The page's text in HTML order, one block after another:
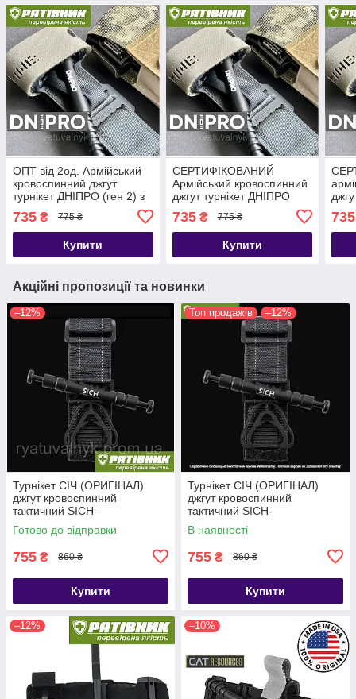
ОПТ від 2од. Армійський
кровоспинний джгут
турнікет ДНІПРО (ген 2) з
ОРИГІНАЛ. Гемостатик
джгут(ТЖТ)
735 ₴ 775 ₴
Купити
СЕРТИФІКОВАНИЙ
Армійський кровоспинний
джгут турнікет ДНІПРО
(ген 2) з метал. воротком.
(ОПТ) ОРИГІНАЛ (ТЖТ)
735₴ 775 ₴
Купити
735
Акційні пропозиції та новинки
–12%
Турнікет СІЧ (ОРИГІНАЛ)
джгут кровоспинний
тактичний SICH-
TOURNIQUET (ТЖТ)
Готово до відправки
755 ₴ 860 ₴
Купити
Топ продажів –12%
Турнікет СІЧ (ОРИГІНАЛ)
джгут кровоспинний
тактичний SICH-
TOURNIQUET (ТЖТ)
В наявності
755 ₴ 860 ₴
Купити
–12% –10%